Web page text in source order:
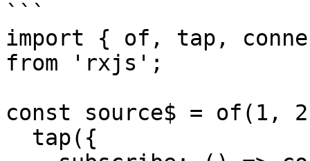
```
import { of, tap,
from 'rxjs';
const source$ = of(1,